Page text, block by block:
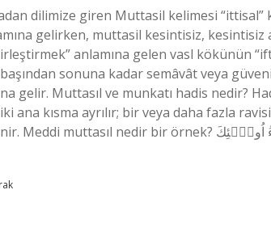
dilimize giren Muttasil kelimesi
gelirken, muttasil kesintisiz, kesintisiz
anlamına gelen vasl kökünün
sonuna kadar semâvât veya
gelir. Muttasıl ve munkatı hadis nedir?
ana kısma ayrılır; bir veya daha fazla